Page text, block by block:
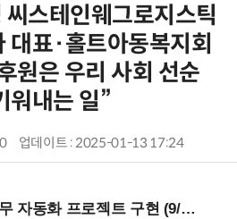
스테인웨그로지스틱
대표·홀트아동복지회
원은 우리 사회 선순
워내는 일”
업데이트 : 2025-01-13 17:24
프로젝트 구현 (9/16 ~17 강남역)